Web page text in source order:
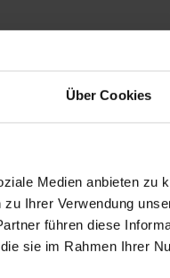
Über Cookies
Medien anbieten zu
Ihrer Verwendung
führen diese
sie im Rahmen Ihrer